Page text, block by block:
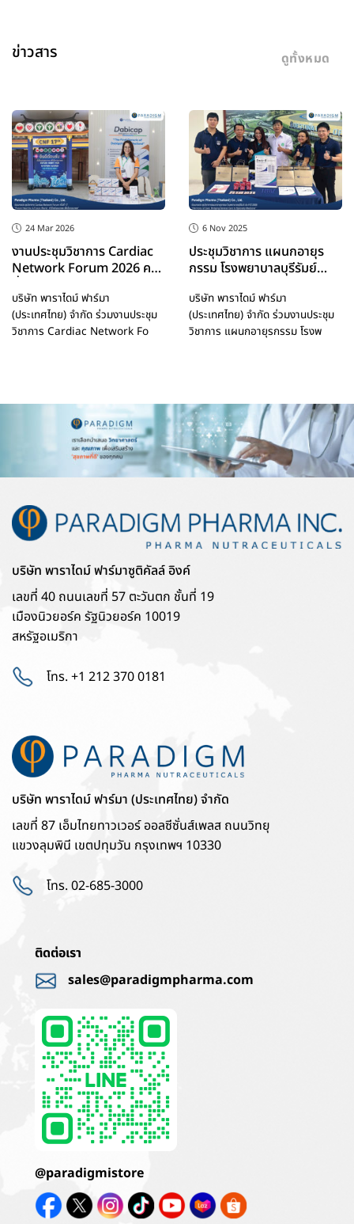
ข่าวสาร ดูทั้งหมด
24 Mar 2026
งานประชุมวิชาการ Cardiac
Network Forum 2026 ครั้ง
บริษัท พาราไดม์ ฟาร์มา
(ประเทศไทย) จำกัด ร่วมงานประชุม
วิชาการ Cardiac Network Fo
6 Nov 2025
ประชุมวิชาการ แผนกอายุร
กรรม โรงพยาบาลบุรีรัมย์
บริษัท พาราไดม์ ฟาร์มา
(ประเทศไทย) จำกัด ร่วมงานประชุม
วิชาการ แผนกอายุรกรรม โรงพ
บริษัท พาราไดม์ ฟาร์มาซูติคัลล์ อิงค์
เลขที่ 40 ถนนเลขที่ 57 ตะวันตก ชั้นที่ 19
เมืองนิวยอร์ค รัฐนิวยอร์ค 10019
สหรัฐอเมริกา
โทร. +1 212 370 0181
บริษัท พาราไดม์ ฟาร์มา (ประเทศไทย) จำกัด
เลขที่ 87 เอ็มไทยทาวเวอร์ ออลซีซั่นส์เพลส ถนนวิทยุ
แขวงลุมพินี เขตปทุมวัน กรุงเทพฯ 10330
โทร. 02-685-3000
ติดต่อเรา
sales@paradigmpharma.com
@paradigmistore